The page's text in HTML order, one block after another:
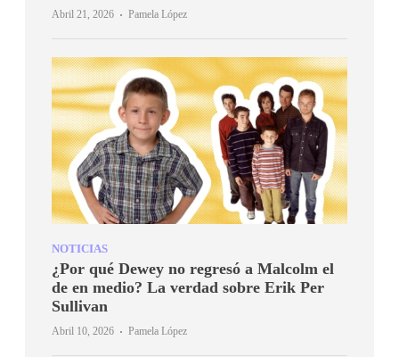
Abril 21, 2026 · Pamela López
NOTICIAS
¿Por qué Dewey no regresó a Malcolm el
de en medio? La verdad sobre Erik Per
Sullivan
Abril 10, 2026 · Pamela López